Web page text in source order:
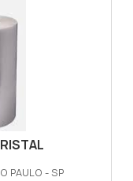
versáteis do
EM
PAULO - SP